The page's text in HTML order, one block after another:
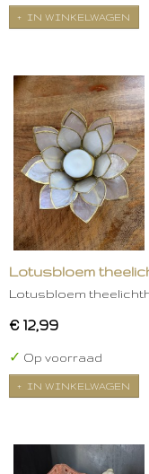
IN WINKELWAGEN
Lotusbloem
Lotusbloem
€ 12,99
✓ Op voorraad
IN WINKELWAGEN